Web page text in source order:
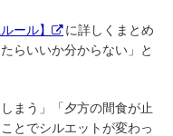
ール】
に詳しくまとめ
らいいか分からない」と
まう」「夕方の間食が止
とでシルエットが変わっ